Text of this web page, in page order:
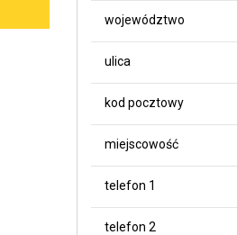
województwo
ulica
kod pocztowy
miejscowość
telefon 1
telefon 2